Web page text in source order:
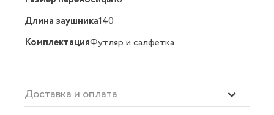
Длина заушника140
КомплектацияФутляр и салфетка
Доставка и оплата